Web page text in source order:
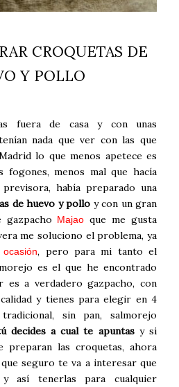
CROQUETAS DE
Y POLLO
fuera de casa y con unas
nada que ver con las que
lo que menos apetece es
menos mal que hacía
había preparado una
de huevo y pollo y con un gran
gazpacho Majao que me gusta
me soluciono el problema, ya
ocasión, pero para mi tanto el
es el que he encontrado
es a verdadero gazpacho, con
y tienes para elegir en 4
tradicional, sin pan, salmorejo
decides a cual te apuntasy si
preparan las croquetas, ahora
seguro te va a interesar que
así tenerlas para cualquier